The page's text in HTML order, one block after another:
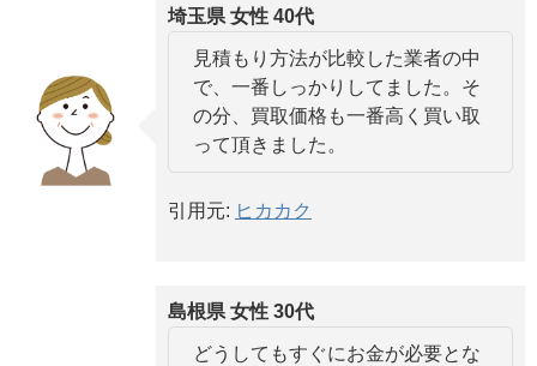
埼玉県 女性 40代
見積もり方法が比較した業者の中
で、一番しっかりしてました。そ
の分、買取価格も一番高く買い取
って頂きました。
引用元: ヒカカク
島根県 女性 30代
どうしてもすぐにお金が必要とな